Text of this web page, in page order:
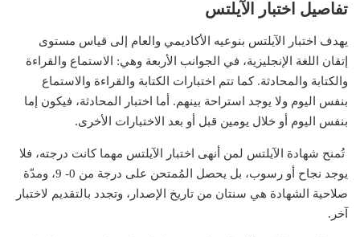
تفاصيل اختبار الآيلتس
يهدف اختبار الآيلتس بنوعيه الأكاديمي والعام إلى قياس مستوى
إتقان اللغة الإنجليزية، في الجوانب الأربعة وهي: الاستماع والقراءة
والكتابة والمحادثة. كما تتم اختبارات الكتابة والقراءة والاستماع
بنفس اليوم ولا يوجد استراحة بينهم. أما اختبار المحادثة، فيكون إما
بنفس اليوم أو خلال يومين قبل أو بعد الاختبارات الأخرى.
تُمنح شهادة الآيلتس لمن أنهى اختبار الآيلتس مهما كانت درجته، فلا
يوجد نجاح أو رسوب، بل يحصل المُمتحن على درجة من 0- 9، ومدّة
صلاحية الشهادة هي سنتان من تاريخ الإصدار، وتجدد بالتقديم لاختبار
آخر.